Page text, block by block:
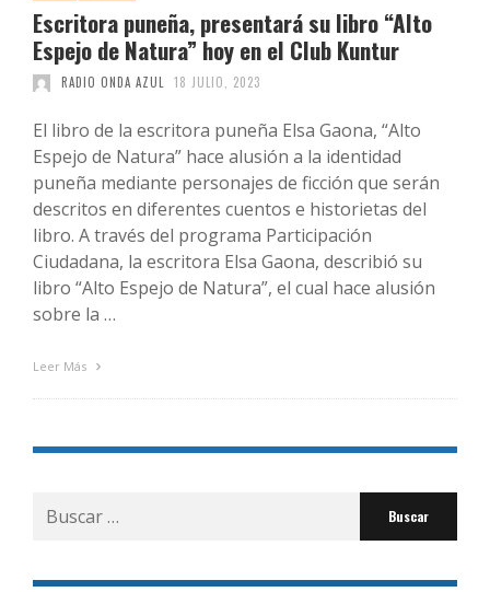
Escritora puneña, presentará su libro “Alto
Espejo de Natura” hoy en el Club Kuntur
RADIO ONDA AZUL 18 JULIO, 2023
El libro de la escritora puneña Elsa Gaona, “Alto
Espejo de Natura” hace alusión a la identidad
puneña mediante personajes de ficción que serán
descritos en diferentes cuentos e historietas del
libro. A través del programa Participación
Ciudadana, la escritora Elsa Gaona, describió su
libro “Alto Espejo de Natura”, el cual hace alusión
sobre la …
Leer Más
Buscar
por: